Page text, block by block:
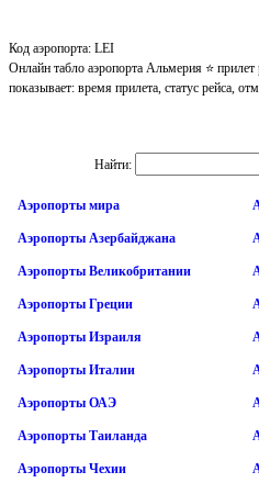
Код аэропорта: LEI
Онлайн табло аэропорта Альмерия ⭐
показывает: время прилета, статус рейса,
Найти:
Аэропорты мира
Аэропорты Азербайджана
Аэропорты Великобритании
Аэропорты Греции
Аэропорты Израиля
Аэропорты Италии
Аэропорты ОАЭ
Аэропорты Таиланда
Аэропорты Чехии